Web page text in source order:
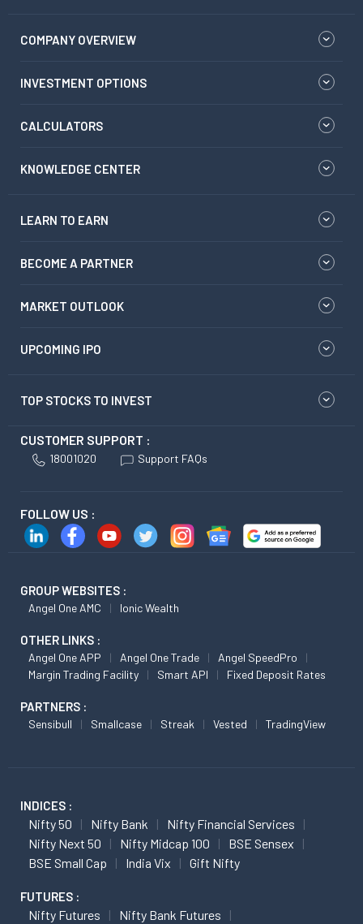
COMPANY OVERVIEW
INVESTMENT OPTIONS
CALCULATORS
KNOWLEDGE CENTER
LEARN TO EARN
BECOME A PARTNER
MARKET OUTLOOK
UPCOMING IPO
TOP STOCKS TO INVEST
CUSTOMER SUPPORT :
18001020 Support FAQs
FOLLOW US :
GROUP WEBSITES :
Angel One AMC Ionic Wealth
OTHER LINKS :
Angel One APP Angel One Trade
Angel SpeedPro
Margin Trading Facility
Smart API Fixed Deposit Rates
PARTNERS :
Sensibull Smallcase Streak Vested TradingView
INDICES :
Nifty 50 Nifty Bank
Nifty Financial Services
Nifty Next 50
Nifty Midcap 100
BSE Sensex
BSE Small Cap
India Vix Gift Nifty
FUTURES :
Nifty Futures
Nifty Bank Futures